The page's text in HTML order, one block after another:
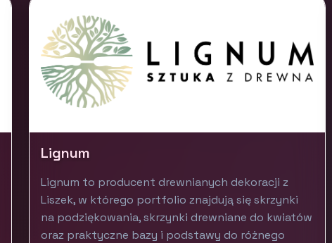
Lignum
Lignum to producent drewnianych dekoracji z
Liszek, w którego portfolio znajdują się skrzynki
na podziękowania, skrzynki drewniane do kwiatów
oraz praktyczne bazy i podstawy do różnego